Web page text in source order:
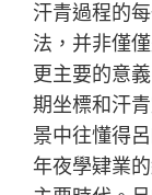
汗青過程的
法，并非僅
更主要的意
期坐標和汗
景中往懂得
年夜學肄業